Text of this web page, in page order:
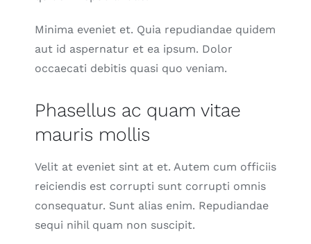
Minima eveniet et. Quia repudiandae quidem
aut id aspernatur et ea ipsum. Dolor
occaecati debitis quasi quo veniam.
Phasellus ac quam vitae
mauris mollis
Velit at eveniet sint at et. Autem cum officiis
reiciendis est corrupti sunt corrupti omnis
consequatur. Sunt alias enim. Repudiandae
sequi nihil quam non suscipit.